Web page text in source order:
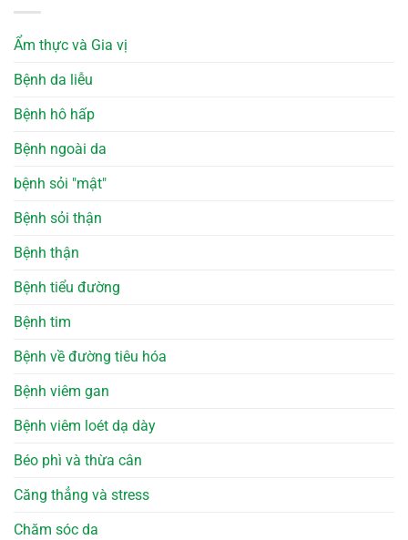
Ẩm thực và Gia vị
Bệnh da liễu
Bệnh hô hấp
Bệnh ngoài da
bệnh sỏi "mật"
Bệnh sỏi thận
Bệnh thận
Bệnh tiểu đường
Bệnh tim
Bệnh về đường tiêu hóa
Bệnh viêm gan
Bệnh viêm loét dạ dày
Béo phì và thừa cân
Căng thẳng và stress
Chăm sóc da